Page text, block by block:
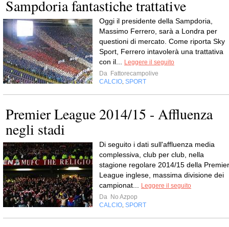
Sampdoria fantastiche trattative
Oggi il presidente della Sampdoria,
Massimo Ferrero, sarà a Londra per
questioni di mercato. Come riporta Sky
Sport, Ferrero intavolerà una trattativa
con il... Leggere il seguito
Da Fattorecampolive
CALCIO, SPORT
Premier League 2014/15 - Affluenza
negli stadi
Di seguito i dati sull'affluenza media
complessiva, club per club, nella
stagione regolare 2014/15 della Premier
League inglese, massima divisione dei
campionat... Leggere il seguito
Da No Azpop
CALCIO, SPORT